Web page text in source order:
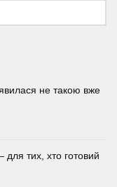
не такою вже
тих, хто готовий